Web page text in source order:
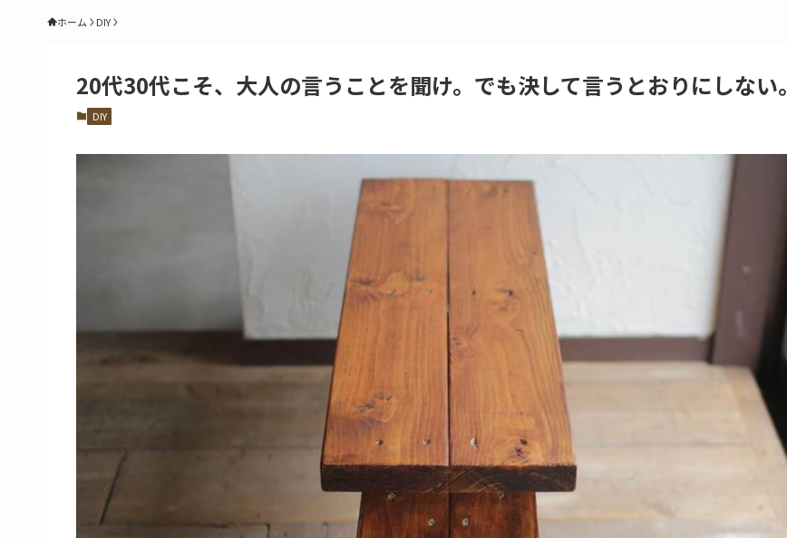
ホーム DIY
20代30代こそ、大人の言うことを聞け。でも決して言うとおりにしない。
DIY